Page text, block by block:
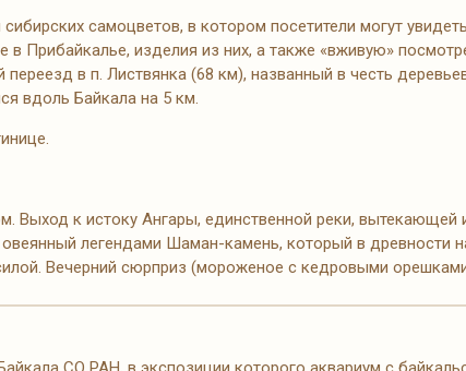
самоцветов, в котором посетители могут
Прибайкалье, изделия из них, а также «вживую»
переезд в п. Листвянка (68 км), названный в честь
вдоль Байкала на 5 км.
Выход к истоку Ангары, единственной реки, вытекающей
легендами Шаман-камень, который в древности
Вечерний сюрприз (мороженое с кедровыми